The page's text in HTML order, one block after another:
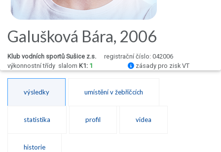
Galušková Bára, 2006
Klub vodních sportů Sušice z.s.
registrační číslo: 042006
výkonnostní třídy slalom K1: 1 zásady pro zisk VT
výsledky umístění v žebříčcích
statistika profil videa
historie